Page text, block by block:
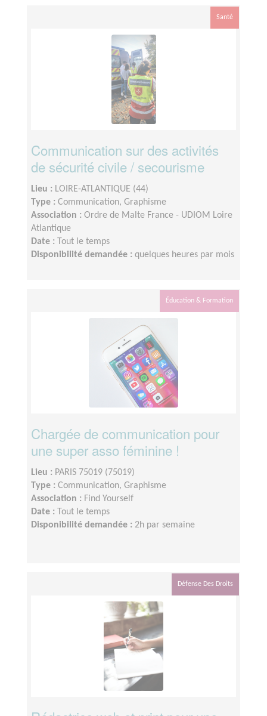
Santé
Communication sur des activités
de sécurité civile / secourisme
Lieu : LOIRE-ATLANTIQUE (44)
Type : Communication, Graphisme
Association : Ordre de Malte France - UDIOM Loire
Atlantique
Date :
Tout le temps
Disponibilité demandée : quelques heures par mois
Éducation & Formation
Chargée de communication pour
une super asso féminine !
Lieu : PARIS 75019 (75019)
Type : Communication, Graphisme
Association : Find Yourself
Date :
Tout le temps
Disponibilité demandée : 2h par semaine
Défense Des Droits